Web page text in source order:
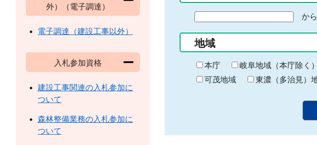
の
始
ま
り
から
地域
本庁 岐阜地域（本庁除く）
可茂地域
東濃（多治見）
外）（電子調達）
電子調達（建設工事以外）
入札参加資格
建設工事関連の入札参加に
ついて
森林整備業務の入札参加に
ついて